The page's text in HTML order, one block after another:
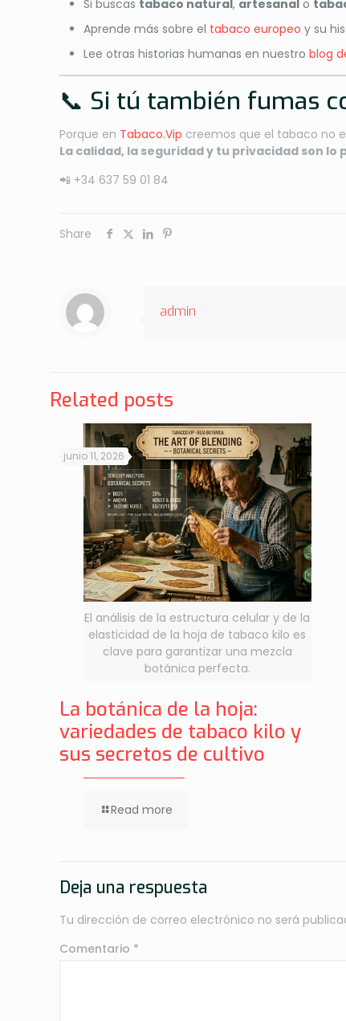
Si buscas tabaco natural, artesanal o
Aprende más sobre el tabaco europeo y su
Lee otras historias humanas en nuestroblog
📞 Si tú también fumas
Porque en Tabaco.Vip creemos que el tabaco no
La calidad, la seguridad y tu privacidad son lo
📲 +34 637 59 01 84
Share
admin
Related posts
El análisis de la estructura celular y de la
elasticidad de la hoja de tabaco kilo es
clave para garantizar una mezcla
botánica perfecta.
junio 11, 2026
La botánica de la hoja:
variedades de tabaco kilo y
sus secretos de cultivo
Read more
Deja una respuesta
Tu dirección de correo electrónico no será
Comentario *